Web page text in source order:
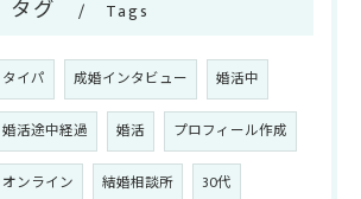
タグ Tags
タイパ 成婚インタビュー 婚活中
婚活途中経過 婚活 プロフィール作成
オンライン 結婚相談所 30代